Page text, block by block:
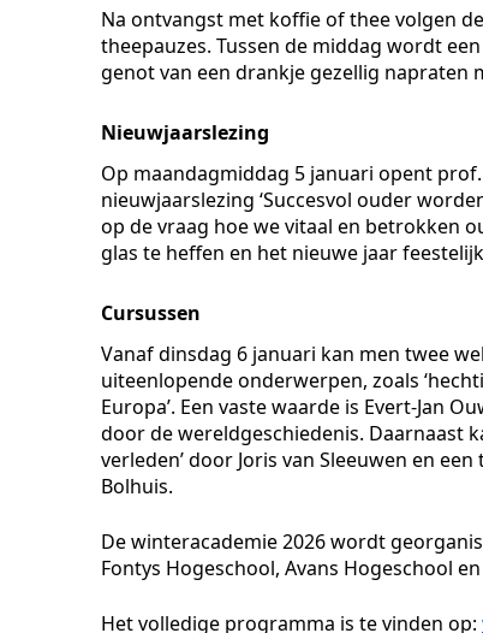
Na ontvangst met koffie of thee volgen
theepauzes. Tussen de middag wordt
genot van een drankje gezellig napraten
Nieuwjaarslezing
Op maandagmiddag 5 januari opent
nieuwjaarslezing ‘Succesvol ouder
op de vraag hoe we vitaal en betrokken
glas te heffen en het nieuwe jaar
Cursussen
Vanaf dinsdag 6 januari kan men twee
uiteenlopende onderwerpen, zoals
Europa’. Een vaste waarde is Evert-Jan
door de wereldgeschiedenis. Daarnaast
verleden’ door Joris van Sleeuwen en
Bolhuis.
De winteracademie 2026 wordt
Fontys Hogeschool, Avans Hogeschool
Het volledige programma is te vinden op: